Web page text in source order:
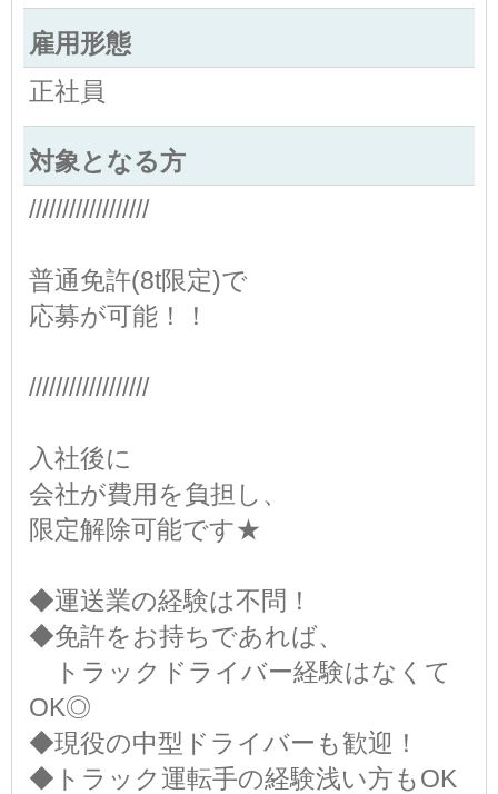
雇用形態
正社員
対象となる方
//////////////////
普通免許(8t限定)で
応募が可能！！
//////////////////
入社後に
会社が費用を負担し、
限定解除可能です★
◆運送業の経験は不問！
◆免許をお持ちであれば、
トラックドライバー経験はなくて
OK◎
◆現役の中型ドライバーも歓迎！
◆トラック運転手の経験浅い方もOK